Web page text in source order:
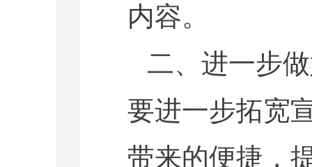
内容。
二、进一步
要进一步拓宽
带来的便捷，